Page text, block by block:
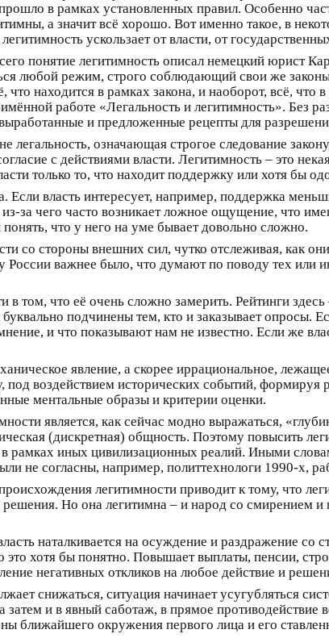
в рамках установленных правил. Особенно
а значит всё хорошо. Вот именно такое, в
ускользает от власти, от
понятие легитимность описал немецкий юрист
любой режим, строго соблюдающий свои же
что находится в рамках закона, и наоборот, всё,
работе «Легальность и легитимность». Без
выработанные и предложенные рецепты для
легальность, означающая строгое следование
с действиями власти. Легитимность – это
только то, что находит поддержку или хотя бы
Если власть интересует, например, поддержка
за чего часто возникает ложное ощущение, что
что у него на уме бывает довольно сложно.
со стороны внешних сил, чутко отслеживая, как
России важнее было, что думают по поводу тех
в том, что её очень сложно замерить. Рейтинги
подчинены тем, кто и заказывает опросы.
и что показывают нам не известно. Если же
явление, а скорее иррациональное,
под воздействием исторических событий,
ментальные образы и критерии оценки.
является, как сейчас модно выражаться,
(дискретная) общность. Поэтому повысить
рамках иных цивилизационных реалий. Иными
не согласны, например, политтехнологи 1990-х,
легитимности приводит к тому, что
Но она легитимна – и народ со смирением
наталкивается на осуждение и раздражение
это хотя бы понятно. Повышает выплаты, пенсии,
негативных откликов на любое действие и
снижаться, ситуация начинает усугубляться
затем и в явный саботаж, в прямое
ближайшего окружения первого лица и его